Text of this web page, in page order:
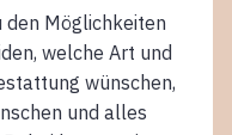
den Möglichkeiten
welche Art und
wünschen,
und alles